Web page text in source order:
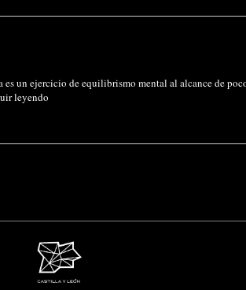
es un ejercicio de equilibrismo mental al alcance de
leyendo